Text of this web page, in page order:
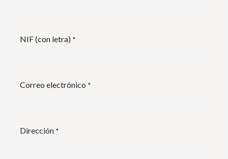
NIF (con letra) *
Correo electrónico *
Dirección *